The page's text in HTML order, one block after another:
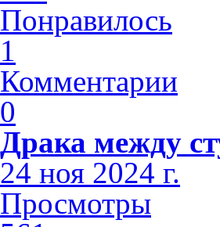
Понравилось
1
Комментарии
0
Драка между
24 ноя 2024 г.
Просмотры